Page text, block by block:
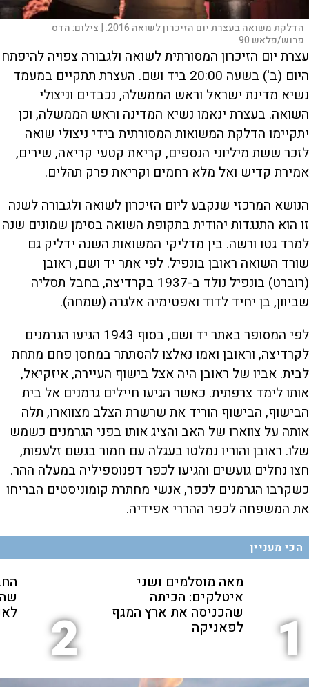
הדלקת משואה בעצרת יום הזיכרון לשואה 2016. | צילום:הדס
פרוש/פלאש 90
עצרת יום הזיכרון המסורתית לשואה ולגבורה צפויה להיפתח
היום (ב') בשעה 20:00 ביד ושם. העצרת תתקיים במעמד
נשיא מדינת ישראל וראש הממשלה, נכבדים וניצולי
השואה. בעצרת ינאמו נשיא המדינה וראש הממשלה, וכן
יתקיימו הדלקת המשואות המסורתית בידי ניצולי שואה
לזכר ששת מיליוני הנספים, קריאת קטעי קריאה, שירים,
אמירת קדיש ואל מלא רחמים וקריאת פרק תהלים.
הנושא המרכזי שנקבע ליום הזיכרון לשואה ולגבורה לשנה
זו הוא התנגדות יהודית בתקופת השואה בסימן שמונים שנה
למרד גטו ורשה. בין מדליקי המשואות השנה ידליק גם
שורד השואה ראובן בונפיל. לפי אתר יד ושם, ראובן
(רוברט) בונפיל נולד ב-1937 בקרדיצה, בחבל תסליה
שביוון, בן יחיד לדוד ואפטימיה אלגרה (שמחה).
לפי המסופר באתר יד ושם, בסוף 1943 הגיעו הגרמנים
לקרדיצה, וראובן ואמו נאלצו להסתתר במחסן פחם מתחת
לבית. אביו של ראובן היה אצל בישוף העיירה, איזקיאל,
אותו לימד צרפתית. כאשר הגיעו חיילים גרמנים אל בית
הבישוף, הבישוף הוריד את שרשרת הצלב מצווארו, תלה
אותה על צווארו של האב והציג אותו בפני הגרמנים כשמש
שלו. ראובן והוריו נמלטו בעגלה עם חמור בגשם זלעפות,
חצו נחלים גועשים והגיעו לכפר דפנוספיליה במעלה ההר.
כשקרבו הגרמנים לכפר, אנשי מחתרת קומוניסטים הבריחו
את המשפחה לכפר ההררי אפידיה.
הכי מעניין
1
מאה מוסלמים ושני
איטלקים: הכיתה
שהכניסה את ארץ המגף
לפאניקה 2